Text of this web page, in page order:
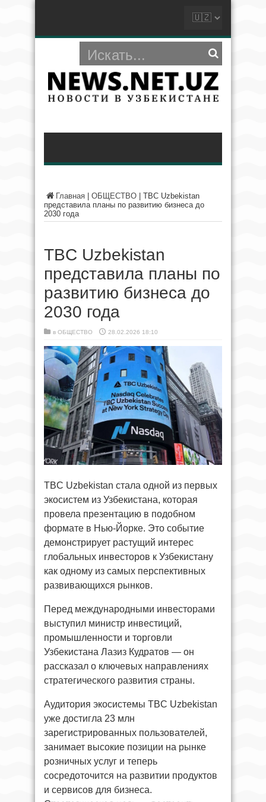
Главная ОБЩЕСТВО
TBC Uzbekistan
представила планы по развитию бизнеса до
2030 года
TBC Uzbekistan
представила планы по
развитию бизнеса до
2030 года
в ОБЩЕСТВО 28.02.2026 18:10
TBC Uzbekistan стала одной из первых
экосистем из Узбекистана, которая
провела презентацию в подобном
формате в Нью-Йорке. Это событие
демонстрирует растущий интерес
глобальных инвесторов к Узбекистану
как одному из самых перспективных
развивающихся рынков.
Перед международными инвесторами
выступил министр инвестиций,
промышленности и торговли
Узбекистана Лазиз Кудратов — он
рассказал о ключевых направлениях
стратегического развития страны.
Аудитория экосистемы TBC Uzbekistan
уже достигла 23 млн
зарегистрированных пользователей,
занимает высокие позиции на рынке
розничных услуг и теперь
сосредоточится на развитии продуктов
и сервисов для бизнеса.